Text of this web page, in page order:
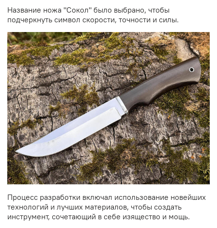
Название ножа "Сокол" было выбрано, чтобы
подчеркнуть символ скорости, точности и силы.
Процесс разработки включал использование новейших
технологий и лучших материалов, чтобы создать
инструмент, сочетающий в себе изящество и мощь.